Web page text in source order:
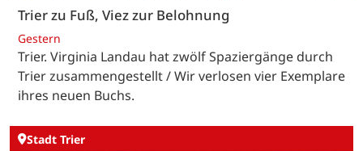
Trier zu Fuß, Viez zur Belohnung
Gestern
Trier. Virginia Landau hat zwölf Spaziergänge durch
Trier zusammengestellt / Wir verlosen vier Exemplare
ihres neuen Buchs.
Stadt Trier